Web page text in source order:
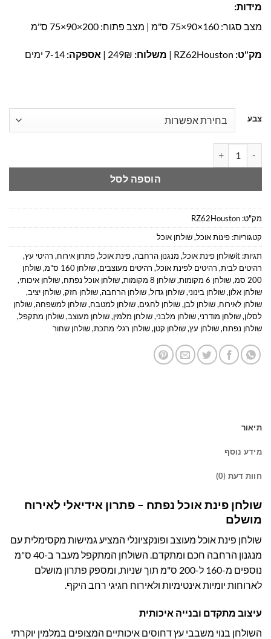
מידות:
מצב סגור: 160×90×75 ס"מ | מצב פתוח: 200×90×75 ס"מ
מק"ט: משלוח: אספקה:
צבע
הוספה לסל
מק"ט: RZ62Houston
קטגוריות: פינות אוכל,שולחן אוכל
תגיות: itשולחן פינת אוכל , מנגנון הרחבה,פינת אוכל,פתרון אירוח, רהיטי עץ,
רהיטים לבית, רהיטים לפינת אוכל, רהיטים מעוצבים,שולחן 160 ס"מ ,שולחן
200 סמ
,שולחן 6 מקומות ,שולחן 8 מקומות ,שולחן אוכל נפתח,שולחן איכותי,
שולחן אלון,שולחן בינוני,שולחן גדול,שולחן הרחבה,שולחן חזק,שולחן יציב,
שולחן לאירוח,שולחן לבן,שולחן לחגים,שולחן למטבח,שולחן למשפחה,שולחן
לסלון,שולחן מודרני,שולחן מלבני,שולחן מלמין,שולחן מעוצב,שולחן מתקפל,
שולחן נפתח,שולחן עץ,שולחן קטן,שולחן רגלי מתכת,שולחן שחור
תיאור
מידע נוסף
חוות דעת (0)
שולחן פינת אוכל נפתח – פתרון אידיאלי לאירוח
מושלם
שולחן פינת אוכל מעוצב ופונקציונלי המציע גמישות מקסימלית עם
מנגנון הרחבה חכם ומתקדם. השולחן המתקפל מעבר ב-40 ס"מ
נוספים מ-160 ל-200 ס"מ תוך שניות, ומספק פתרון מושלם
לארוחות יומיות אינטימיות ולאירוח חגיגי רחב היקף.
עיצוב מתקדם ובנייה איכותית
השולחן בנוי משבבי עץ דחוסים איכותיים המצופים במלמין יוקרתי